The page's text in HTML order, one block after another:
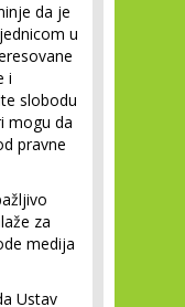
da je
u
i
slobodu
mogu da
pravne
za
medija
Ustav